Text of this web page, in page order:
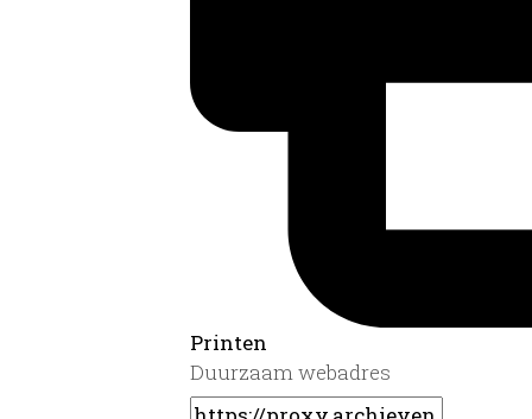
Printen
Duurzaam webadres